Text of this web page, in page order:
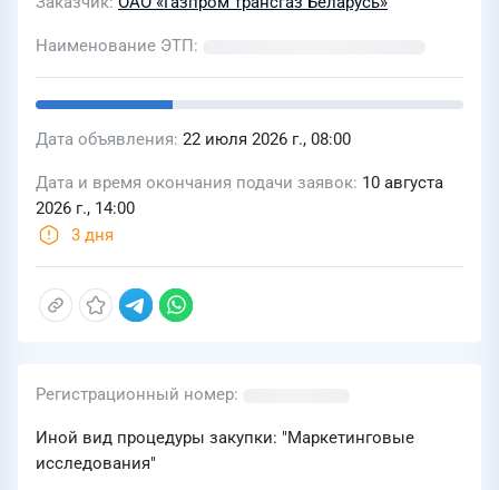
Наименование ЭТП
Дата объявления 22 июля 2026 г., 08:00
Дата и время окончания подачи заявок 10 августа
2026 г., 14:00
3 дня
Регистрационный номер
Иной вид процедуры закупки: "Маркетинговые
исследования"